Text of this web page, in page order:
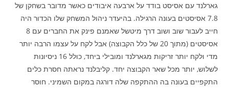
גארלנד עם אסיסט בודד על ארבעה איבודים כאשר מדובר בשחקן של
7.8 אסיסטים בעונה הרגילה. בהיעדר ניהול המשחק שלו הכדור היה
חייב לעבור שוב ושוב דרך מיטשל שאמנם פינק את החברים עם 8
אסיסטים (מתוך 20 של כלל הקבוצה) אבל לקח על עצמו הרבה יותר
מדי ולקח יותר זריקות מגארלנד ומובילי ביחד, כולל 16 ניסיונות
לשלוש, יותר מכל שאר הקבוצה יחד. קליבלנד נראתה חסרת כלים
התקפיים בעונה בה ההתקפה שלה דורגה במקום השמיני. חוסר